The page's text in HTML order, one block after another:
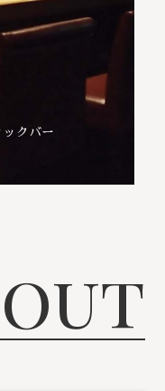
クバー